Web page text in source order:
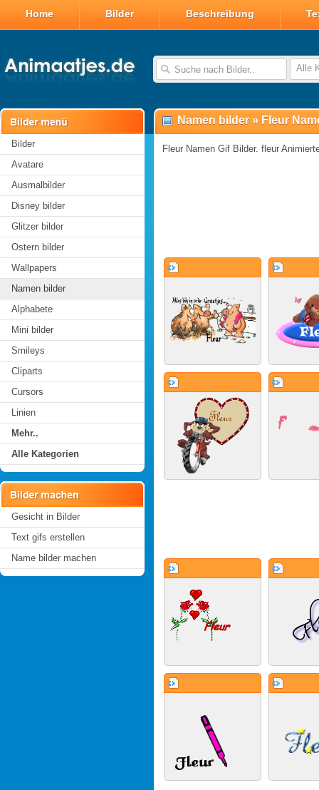
Home Bilder Beschreibung
Alle
Bilder
Avatare
Ausmalbilder
Disney bilder
Glitzer bilder
Ostern bilder
Wallpapers
Namen bilder
Alphabete
Mini bilder
Smileys
Cliparts
Cursors
Linien
Mehr..
Alle Kategorien
Gesicht in Bilder
Text gifs erstellen
Name bilder machen
Namen bilder » Fleur
Fleur Namen Gif Bilder. fleur